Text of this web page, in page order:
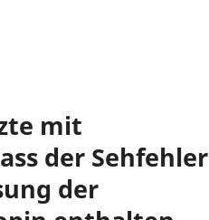
mit
der Sehfehler
der